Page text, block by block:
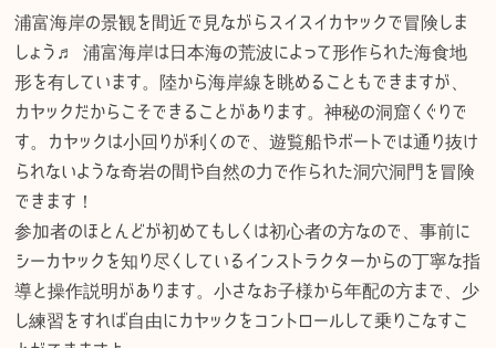
浦富海岸の景観を間近で見ながらスイスイカヤックで冒険しま
しょう♬ 浦富海岸は日本海の荒波によって形作られた海食地
形を有しています。陸から海岸線を眺めることもできますが、
カヤックだからこそできることがあります。神秘の洞窟くぐりで
す。カヤックは小回りが利くので、遊覧船やボートでは通り抜け
られないような奇岩の間や自然の力で作られた洞穴洞門を冒険
できます！
参加者のほとんどが初めてもしくは初心者の方なので、事前に
シーカヤックを知り尽くしているインストラクターからの丁寧な指
導と操作説明があります。小さなお子様から年配の方まで、少
し練習をすれば自由にカヤックをコントロールして乗りこなすこ